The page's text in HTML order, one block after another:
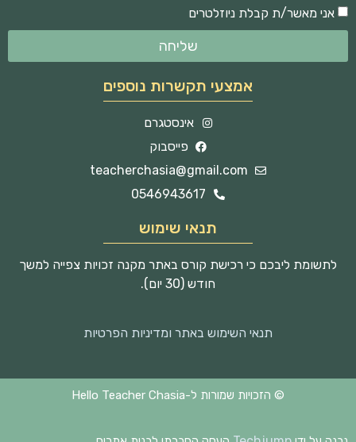
אני מאשר/ת קבלת ניוזלטרים
שליחה
אמצעי תקשרות נוספים
אינסטגרם
פייסבוק
teacherchasia@gmail.com
0546943617
תנאי שימוש
לתשומת ליבכם כי רכישת קורס באתר מקנה זכויות צפייה למשך
חודש (30 יום).
תנאי השימוש באתר ומדיניות הפרטיות
© הזכויות שמורות ל-Hello Teacher Chasia